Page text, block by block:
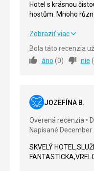
Hotel s krásnou
hostům. Mnoho
člověka. Krásná
milý hotelový
rozmanité a velmi
Hotel s krásnou
tak i u hotelu pro
člověka. Krásná
Hotel a místo s
každému.
Strava
Ubytovanie
Zobraziť viac
Bola táto recenzia
áno (0) nie (
JOZEFÍNA B.
Overená recenzia
Napísané December
SKVELÝ